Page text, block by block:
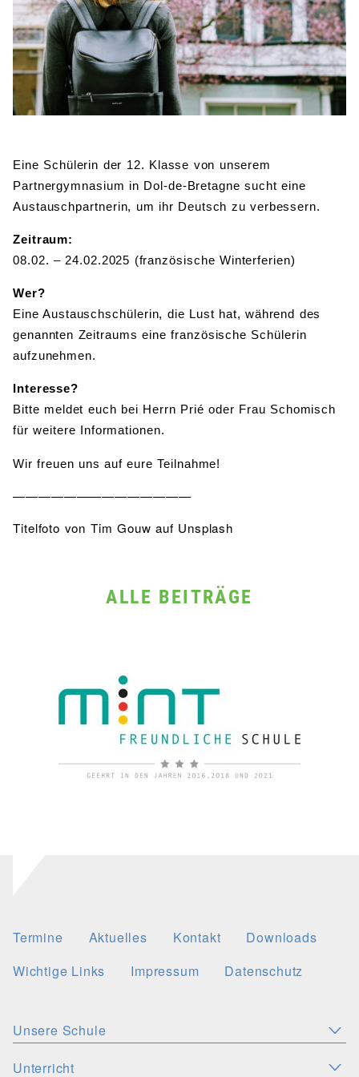
BIBLIOTHEK
Bibliothek Bibliothekskatalog
Schulbuchausleihe
Lehrmittelfreiheit
Buchempfehlungen
Food Scouts
FAQs
SPORT
Sport als Leistungsfach Exkursionen
Wettkämpfe
Fachschaft
JtfO
Eine Schülerin der 12. Klasse von unserem
Partnergymnasium in Dol-de-Bretagne sucht eine
Austauschpartnerin, um ihr Deutsch zu verbessern.
Zeitraum:
08.02. – 24.02.2025 (französische Winterferien)
Wer?
Eine Austauschschülerin, die Lust hat, während des
genannten Zeitraums eine französische Schülerin
aufzunehmen.
Interesse?
Bitte meldet euch bei Herrn Prié oder Frau Schomisch
für weitere Informationen.
Wir freuen uns auf eure Teilnahme!
——————————————
Titelfoto von Tim Gouw auf Unsplash
ALLE BEITRÄGE
Termine Aktuelles Kontakt
Downloads
Wichtige Links
Impressum Datenschutz
Unsere Schule
Aktuelles
Unterricht